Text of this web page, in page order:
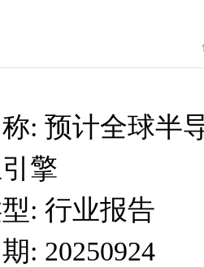
: 预计全球半
擎
: 行业报告
: 20250924